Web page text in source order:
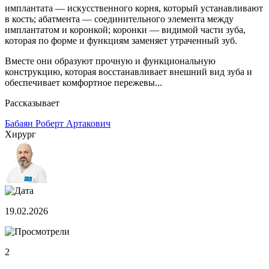
имплантата — искусственного корня, который устанавливают
в кость; абатмента — соединительного элемента между
имплантатом и коронкой; коронки — видимой части зуба,
которая по форме и функциям заменяет утраченный зуб.
Вместе они образуют прочную и функциональную
конструкцию, которая восстанавливает внешний вид зуба и
обеспечивает комфортное пережевы...
Рассказывает
Бабаян Роберт Артакович
Хирург
19.02.2026
2